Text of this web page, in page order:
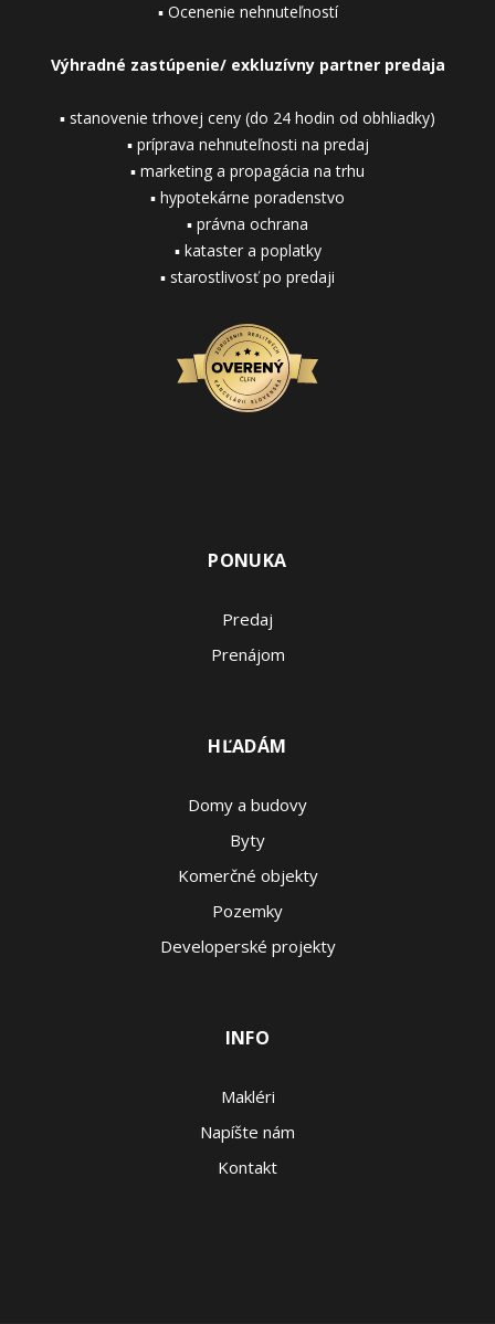
▪ Ocenenie nehnuteľností
Výhradné zastúpenie/ exkluzívny partner predaja
▪ stanovenie trhovej ceny (do 24 hodin od obhliadky)
▪ príprava nehnuteľnosti na predaj
▪ marketing a propagácia na trhu
▪ hypotekárne poradenstvo
▪ právna ochrana
▪ kataster a poplatky
▪ starostlivosť po predaji
PONUKA
Predaj
Prenájom
HĽADÁM
Domy a budovy
Byty
Komerčné objekty
Pozemky
Developerské projekty
INFO
Makléri
Napíšte nám
Kontakt